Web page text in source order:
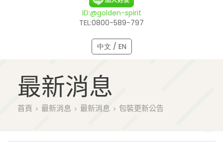
ID:@golden-spirit
TEL:0800-589-797
中文 / EN
最新消息
首頁 最新消息 最新消息 包裝更新公告